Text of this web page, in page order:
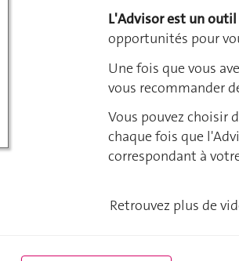
L'Advisor est un
opportunités pour
Une fois que vous
vous recommander
Vous pouvez choisir
chaque fois que
correspondant à
Retrouvez plus de